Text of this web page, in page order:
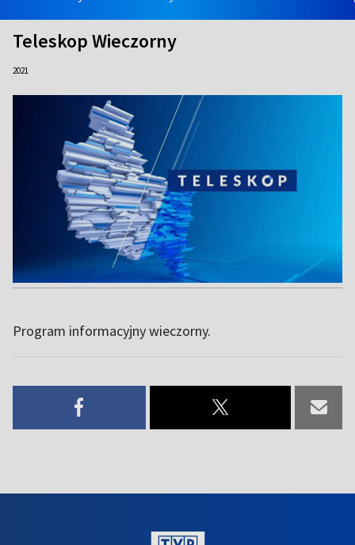
Teleskop Wieczorny
2021
Program informacyjny wieczorny.